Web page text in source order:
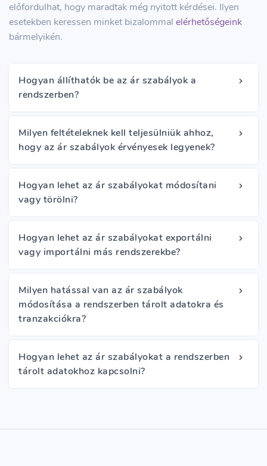
előfordulhat, hogy maradtak még nyitott kérdései. Ilyen
esetekben keressen minket bizalommal elérhetőségeink
bármelyikén.
Hogyan állíthatók be az ár szabályok a
rendszerben?
Milyen feltételeknek kell teljesülniük ahhoz,
hogy az ár szabályok érvényesek legyenek?
Hogyan lehet az ár szabályokat módosítani
vagy törölni?
Hogyan lehet az ár szabályokat exportálni
vagy importálni más rendszerekbe?
Milyen hatással van az ár szabályok
módosítása a rendszerben tárolt adatokra és
tranzakciókra?
Hogyan lehet az ár szabályokat a rendszerben
tárolt adatokhoz kapcsolni?